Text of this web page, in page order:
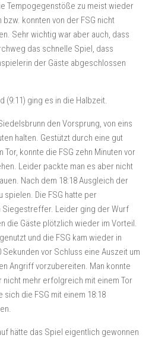
Tempogegenstöße zu meist wieder
konnten von der FSG nicht
Sehr wichtig war aber auch, dass
das schnelle Spiel, dass
der Gäste abgeschlossen
(9:11) ging es in die Halbzeit.
den Vorsprung, von eins
halten. Gestützt durch eine gut
konnte die FSG zehn Minuten vor
Leider packte man es aber nicht
Nach dem 18:18 Ausgleich der
spielen. Die FSG hatte per
Siegestreffer. Leider ging der Wurf
die Gäste plötzlich wieder im Vorteil.
und die FSG kam wieder in
Sekunden vor Schluss eine Auszeit um
Angriff vorzubereiten. Man konnte
mehr erfolgreich mit einem Tor
die FSG mit einem 18:18
hätte das Spiel eigentlich gewonnen